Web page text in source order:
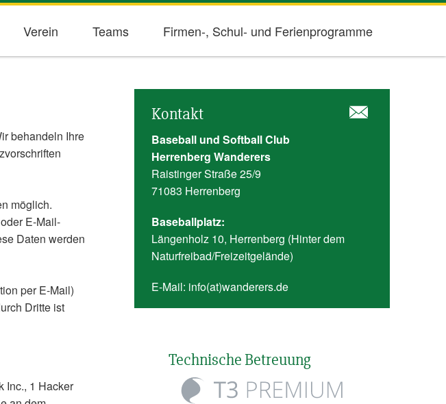
Verein Teams Firmen-, Schul- und Ferienprogramme
behandeln Ihre
möglich.
E-Mail-
Daten werden
per E-Mail)
Dritte ist
Inc., 1 Hacker
Kontakt
Baseball und Softball Club
Herrenberg Wanderers
Raistinger Straße 25/9
71083 Herrenberg
Baseballplatz:
Längenholz 10, Herrenberg (Hinter dem
Naturfreibad/Freizeitgelände)
E-Mail: info(at)wanderers.de
Technische Betreuung